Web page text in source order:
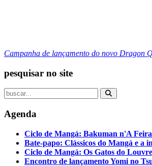
Campanha de lançamento do novo Dragon
pesquisar no site
Agenda
Ciclo de Mangá: Bakuman n'A
Bate-papo: Clássicos do Mangá e a
Ciclo de Mangá: Os Gatos do
Encontro de lançamento Yomi no